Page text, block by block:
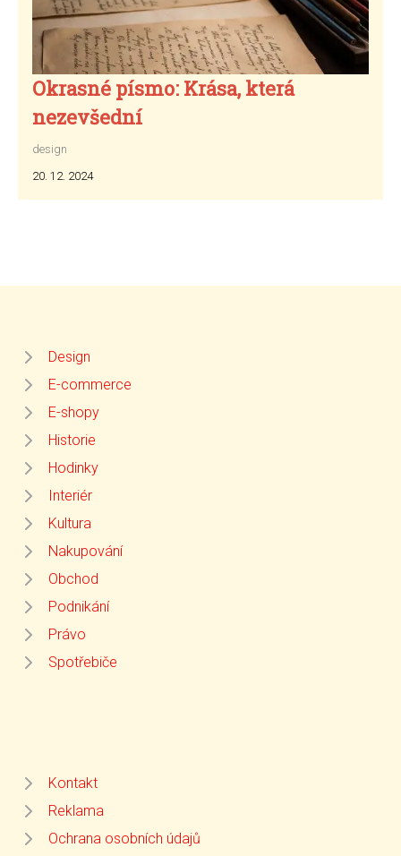
Okrasné písmo: Krása, která
nezevšední
design
20. 12. 2024
Design
E-commerce
E-shopy
Historie
Hodinky
Interiér
Kultura
Nakupování
Obchod
Podnikání
Právo
Spotřebiče
Kontakt
Reklama
Ochrana osobních údajů